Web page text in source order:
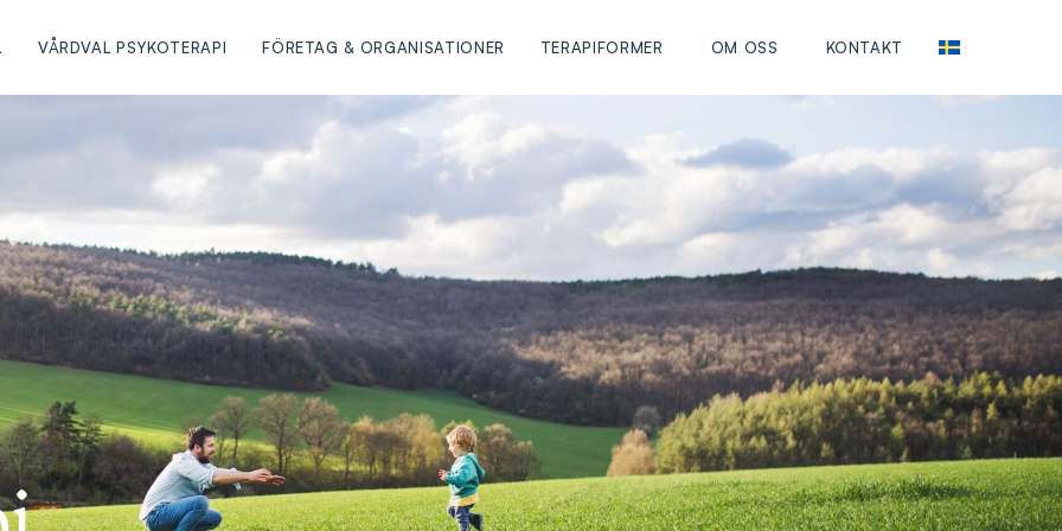
VÅRDVAL PSYKOTERAPI FÖRETAG & ORGANISATIONER TERAPIFORMER OM OSS KONTAKT